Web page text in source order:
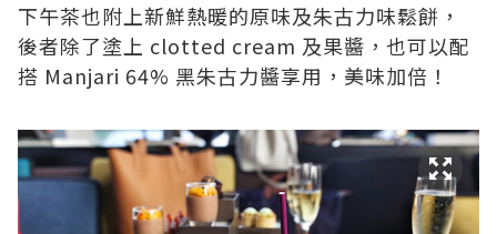
下午茶也附上新鮮熱暖的原味及朱古力味鬆餅，
後者除了塗上 clotted cream 及果醬，也可以配
搭 Manjari 64% 黑朱古力醬享用，美味加倍！